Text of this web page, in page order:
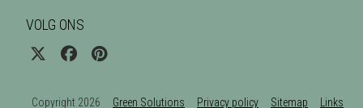
VOLG ONS
Copyright 2026 Green Solutions Privacy policy Sitemap Links